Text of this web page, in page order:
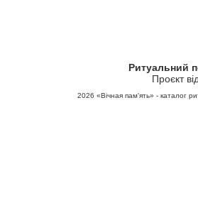
Ритуальний
Проєкт
2026 «Вічная пам'ять» - каталог